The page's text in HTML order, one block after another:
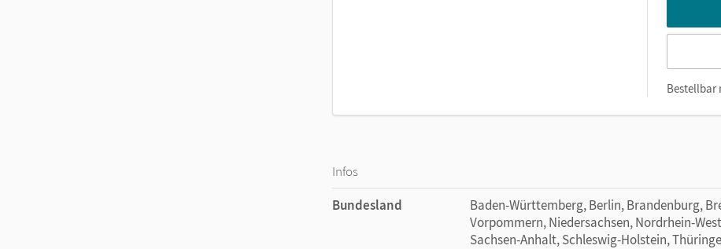
Bestellbar
Infos
Bundesland
Baden-Württemberg, Berlin, Brandenburg,
Vorpommern, Niedersachsen, Nordrhein-
Sachsen-Anhalt, Schleswig-Holstein,